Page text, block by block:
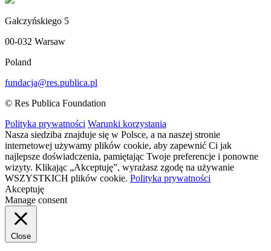
Gałczyńskiego 5
00-032 Warsaw
Poland
fundacja@res.publica.pl
© Res Publica Foundation
Polityka prywatności Warunki korzystania
Nasza siedziba znajduje się w Polsce, a na naszej stronie
internetowej używamy plików cookie, aby zapewnić Ci jak
najlepsze doświadczenia, pamiętając Twoje preferencje i ponowne
wizyty. Klikając „Akceptuję”, wyrażasz zgodę na używanie
WSZYSTKICH plików cookie. Polityka prywatności
Akceptuję
Manage consent
Close